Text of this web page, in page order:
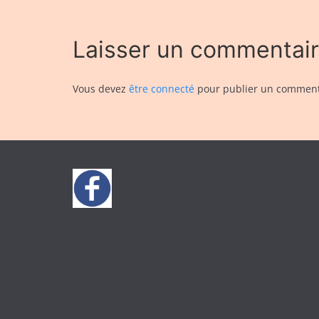
Laisser un
Vous devez être connecté pour publier un